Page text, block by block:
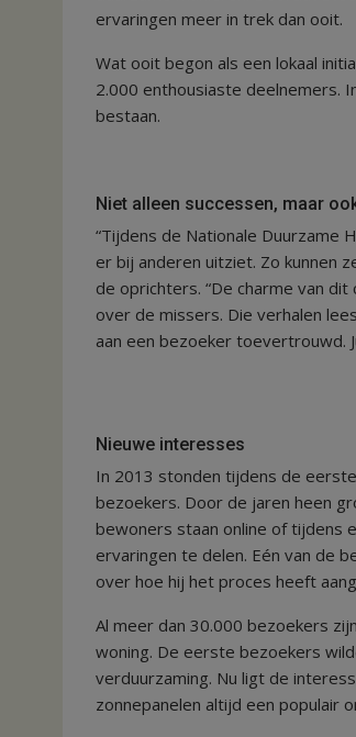
ervaringen meer in trek dan ooit.
Wat ooit begon als een lokaal
2.000 enthousiaste deelnemers.
bestaan.
Niet alleen successen, maar
“Tijdens de Nationale Duurzame
er bij anderen uitziet. Zo kunnen
de oprichters. “De charme van
over de missers. Die verhalen
aan een bezoeker toevertrouwd.
Nieuwe interesses
In 2013 stonden tijdens de
bezoekers. Door de jaren heen
bewoners staan online of tijdens
ervaringen te delen. Eén van de
over hoe hij het proces heeft
Al meer dan 30.000 bezoekers
woning. De eerste bezoekers
verduurzaming. Nu ligt de
zonnepanelen altijd een populair